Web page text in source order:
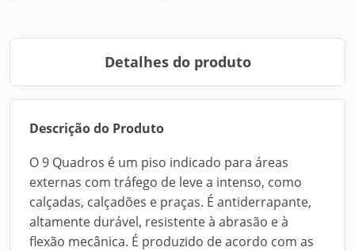
Detalhes do produto
Descrição do Produto
O 9 Quadros é um piso indicado para áreas
externas com tráfego de leve a intenso, como
calçadas, calçadões e praças. É antiderrapante,
altamente durável, resistente à abrasão e à
flexão mecânica. É produzido de acordo com as